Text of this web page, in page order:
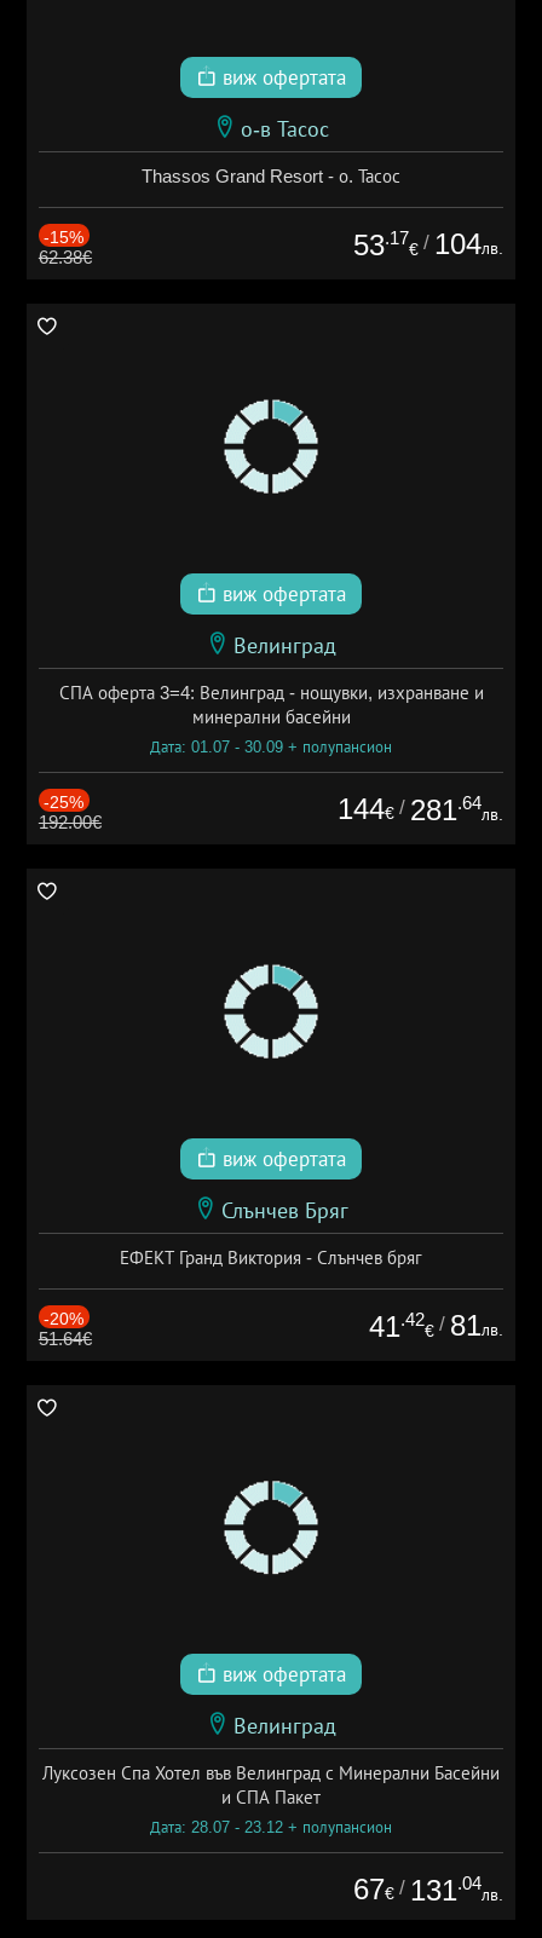
виж офертата
о-в Тасос
Thassos Grand Resort - о. Тасос
-15%
62.38€ 53.17
€ / 104лв.
виж офертата
Велинград
СПА оферта 3=4: Велинград - нощувки, изхранване и
минерални басейни
Дата: 01.07 - 30.09 + полупансион
-25%
192.00€ 144€ / 281.64
лв.
виж офертата
Слънчев Бряг
ЕФЕКТ Гранд Виктория - Слънчев бряг
-20%
51.64€ 41.42
€ / 81лв.
виж офертата
Велинград
Луксозен Спа Хотел във Велинград с Минерални Басейни
и СПА Пакет
Дата: 28.07 - 23.12 + полупансион
67€ / 131.04
лв.